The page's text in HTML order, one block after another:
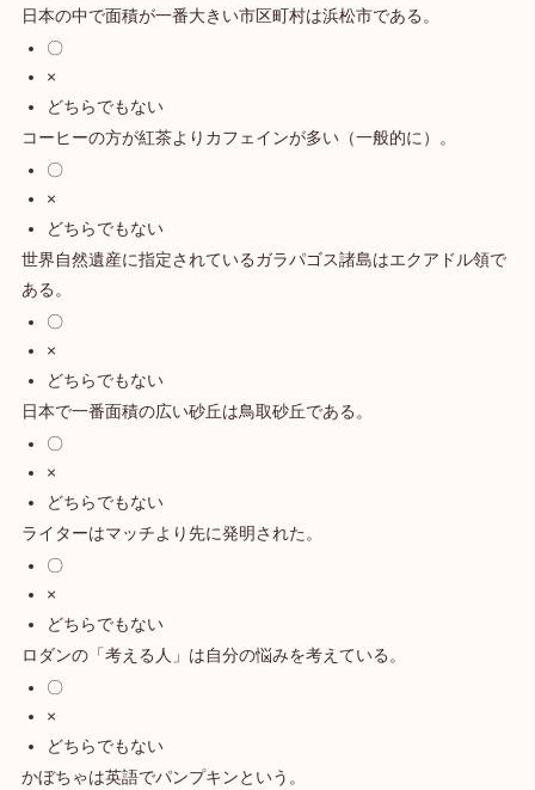
日本の中で面積が一番大きい市区町村は浜松市である。
〇
×
どちらでもない
コーヒーの方が紅茶よりカフェインが多い（一般的に）。
〇
×
どちらでもない
世界自然遺産に指定されているガラパゴス諸島はエクアドル領で
ある。
〇
×
どちらでもない
日本で一番面積の広い砂丘は鳥取砂丘である。
〇
×
どちらでもない
ライターはマッチより先に発明された。
〇
×
どちらでもない
ロダンの「考える人」は自分の悩みを考えている。
〇
×
どちらでもない
かぼちゃは英語でパンプキンという。